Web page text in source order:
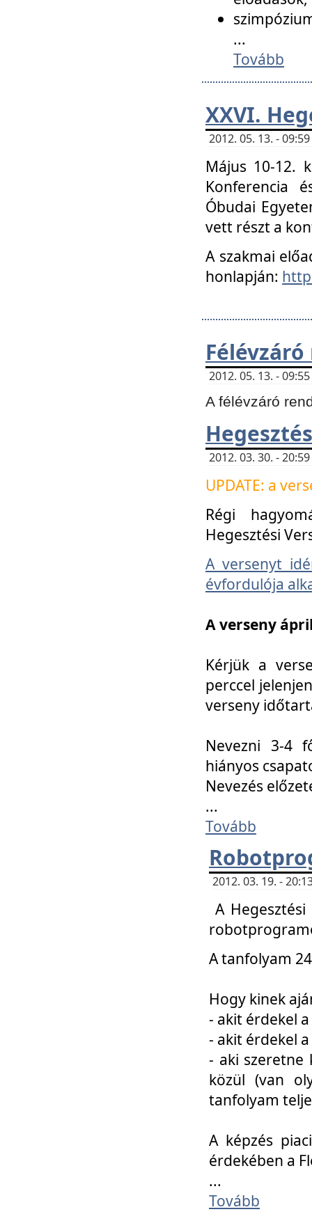
...
Tovább
XXVI.
2012. 05. 13. -
Május 10-12.
Konferencia
Óbudai
vett részt a
A szakmai
honlapján:
2012. 05. 13. -
A félévzáró
2012. 03. 30. -
UPDATE: a
Régi
Hegesztési
A versenyt
évfordulója
A verseny
Kérjük a
perccel
verseny
Nevezni 3-4
hiányos
Nevezés
...
Tovább
2012. 03. 19. -
A
A tanfolyam
Hogy kinek
- akit érdekel
- akit érdekel
- aki szeretne
közül (van
tanfolyam
A képzés
érdekében a
...
Tovább